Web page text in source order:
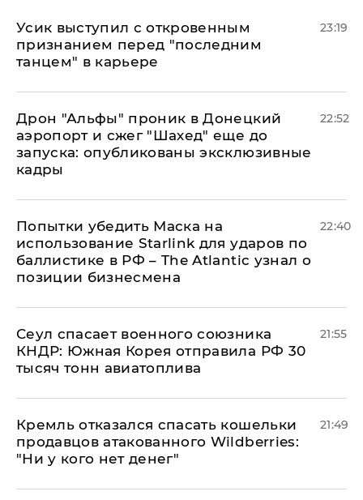
Усик выступил с откровенным
признанием перед "последним
танцем" в карьере
23:19
Дрон "Альфы" проник в Донецкий
аэропорт и сжег "Шахед" еще до
запуска: опубликованы эксклюзивные
кадры
22:52
Попытки убедить Маска на
использование Starlink для ударов по
баллистике в РФ – The Atlantic узнал о
позиции бизнесмена
22:40
​Сеул спасает военного союзника
КНДР: Южная Корея отправила РФ 30
тысяч тонн авиатоплива
21:55
Кремль отказался спасать кошельки
продавцов атакованного Wildberries:
"Ни у кого нет денег"
21:49